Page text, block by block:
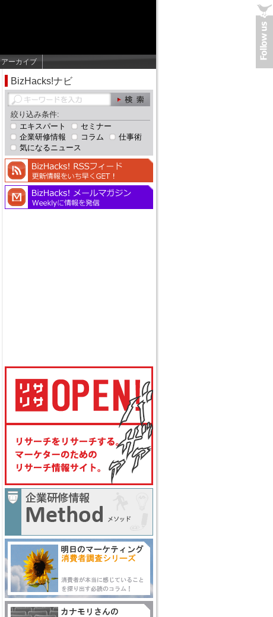
アーカイブ
BizHacks!ナビ
絞り込み条件:
エキスパート
セミナー
企業研修情報
コラム
仕事術
気になるニュース